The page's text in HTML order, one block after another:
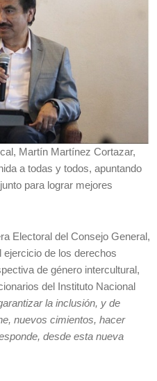
Martín Martínez Cortazar,
a todas y todos, apuntando
para lograr mejores
Electoral del Consejo General,
de los derechos
de género intercultural,
del Instituto Nacional
la inclusión, y de
nuevos cimientos, hacer
desde esta nueva